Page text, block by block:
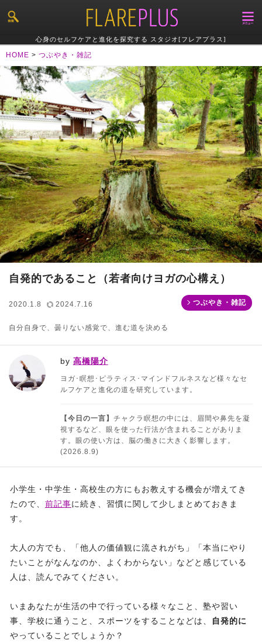
心身のセルフケアと進化を探究する スタジオ[フレアプラス]
HOME > つぶやき・雑記
自発的であること（若者向けヨガの心構え）
2020.1.8 2024.7.16 つぶやき・雑記
自分自身で、曇りない感覚で、進む道を決める
by 高橋陽介
ヨガ･瞑想･ピラティス･マインドフルネスなど様々なセ
ルフケアと進化の道を研究しています。
【今日の一言】 チャクラ瞑想の中には、眉間や鼻先を凝
視するなど、眼を使った行法が含まれることがありま
す。眼の使い方は、脳の働きに大きく影響します。
(2026.8.9)
小学生・中学生・高校生の方にもお教えする機会が増えてき
たので、 前記事に続き、習慣に関して少しまとめておきま
す。
大人の方でも、「他人の価値観に流されがち」「本当にやり
たいことがなんなのか、よくわからない」などと感じている
人は、読んでみてください。
いまあなたが生活の中で行っている様々なこと、塾や習い
事、学校に通うこと、スポーツをすることなどは、
自発的に
やっていることでしょうか？